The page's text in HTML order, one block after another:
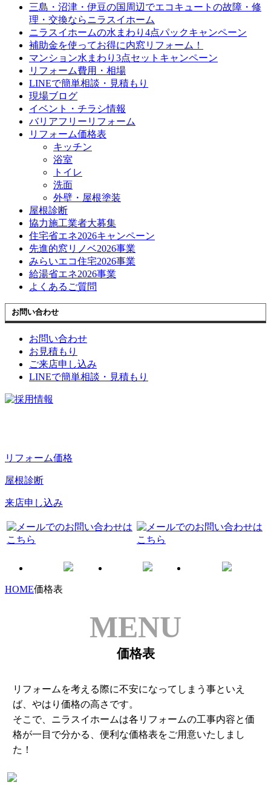
三島・沼津・伊豆の国周辺でエコキュートの故障・修
理・交換ならニラスイホーム
ニラスイホームの水まわり4点パックキャンペーン
補助金を使ってお得に内窓リフォーム！
マンション水まわり3点セットキャンペーン
リフォーム費用・相場
LINEで簡単相談・見積もり
現場ブログ
イベント・チラシ情報
バリアフリーリフォーム
リフォーム価格表
キッチン
浴室
トイレ
洗面
外壁・屋根塗装
屋根診断
協力施工業者大募集
住宅省エネ2026キャンペーン
先進的窓リノベ2026事業
みらいエコ住宅2026事業
給湯省エネ2026事業
よくあるご質問
お問い合わせ
お問い合わせ
お見積もり
ご来店申し込み
LINEで簡単相談・見積もり
リフォーム価格
屋根診断
来店申し込み
HOME価格表
MENU
価格表
リフォームを考える際に不安になってしまう事といえ
ば、やはり価格の高さです。
そこで、ニラスイホームは各リフォームの工事内容と価
格が一目で分かる、便利な価格表をご用意いたしまし
た！